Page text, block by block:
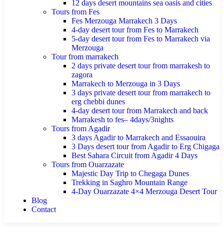
12 days desert mountains sea oasis and cities
Tours from Fes
Fes Merzouga Marrakech 3 Days
4-day desert tour from Fes to Marrakech
5-day desert tour from Fes to Marrakech via
Merzouga
Tour from marrakech
2 days private desert tour from marrakesh to
zagora
Marrakech to Merzouga in 3 Days
3 days private desert tour from marrakech to
erg chebbi dunes
4-day desert tour from Marrakech and back
Marrakesh to fes– 4days/3nights
Tours from Agadir
3 days Agadir to Marrakech and Essaouira
3 Days desert tour from Agadir to Erg Chigaga
Best Sahara Circuit from Agadir 4 Days
Tours from Ouarzazate
Majestic Day Trip to Chegaga Dunes
Trekking in Saghro Mountain Range
4-Day Ouarzazate 4×4 Merzouga Desert Tour
Blog
Contact